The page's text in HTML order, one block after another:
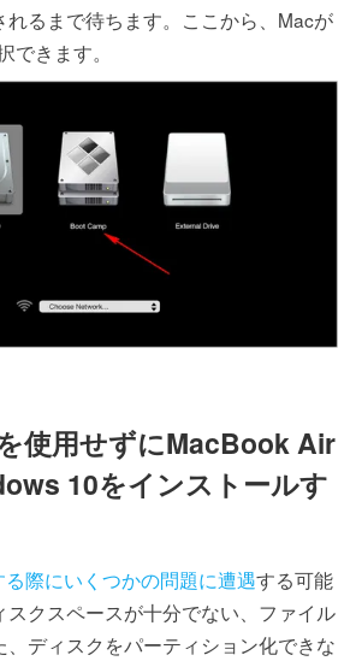
れるまで待ちます。ここから、Macが
できます。
使用せずにMacBook Air
10をインストールす
際にいくつかの問題に遭遇する可能
スクスペースが十分でない、ファイル
ディスクをパーティション化できな